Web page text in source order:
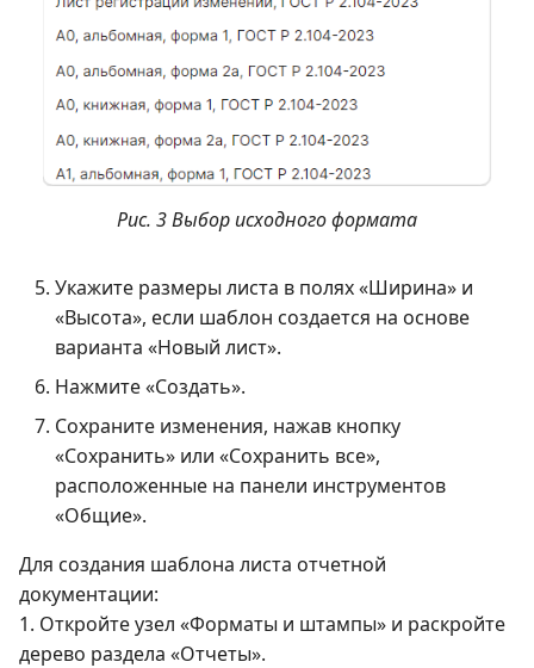
Рис. 3 Выбор исходного формата
Укажите размеры листа в полях «Ширина» и
«Высота», если шаблон создается на основе
варианта «Новый лист».
Нажмите «Создать».
Сохраните изменения, нажав кнопку
«Сохранить» или «Сохранить все»,
расположенные на панели инструментов
«Общие».
Для создания шаблона листа отчетной
документации:
1. Откройте узел «Форматы и штампы» и раскройте
дерево раздела «Отчеты».